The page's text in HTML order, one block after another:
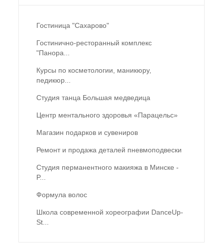
Гостиница "Сахарово"
Гостинично-ресторанный комплекс
"Панора...
Курсы по косметологии, маникюру,
педикюр...
Студия танца Большая медведица
Центр ментального здоровья «Парацельс»
Магазин подарков и сувениров
Ремонт и продажа деталей пневмоподвески
Студия перманентного макияжа в Минске -
P...
Формула волос
Школа современной хореографии DanceUp-
St...